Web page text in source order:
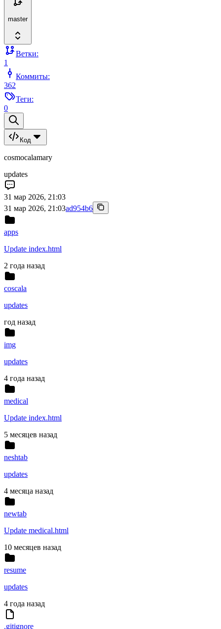
master
Ветки:
1
Коммиты:
362
Теги:
0
Код
cosmocalamary
updates
31 мар 2026, 21:03
31 мар 2026, 21:03ad954b6
apps
Update index.html
2 года назад
coscala
updates
год назад
img
updates
4 года назад
medical
Update index.html
5 месяцев назад
neshtab
updates
4 месяца назад
newtab
Update medical.html
10 месяцев назад
resume
updates
4 года назад
.gitignore